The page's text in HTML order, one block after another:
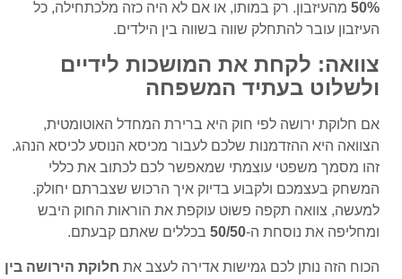
50% מהעיזבון. רק במותו, או אם לא היה כזה מלכתחילה, כל
העיזבון עובר להתחלק שווה בשווה בין הילדים.
צוואה: לקחת את המושכות לידיים
ולשלוט בעתיד המשפחה
אם חלוקת ירושה לפי חוק היא ברירת המחדל האוטומטית,
הצוואה היא ההזדמנות שלכם לעבור מכיסא הנוסע לכיסא הנהג.
זהו מסמך משפטי עוצמתי שמאפשר לכם לכתוב את כללי
המשחק בעצמכם ולקבוע בדיוק איך הרכוש שצברתם יחולק.
למעשה, צוואה תקפה פשוט עוקפת את הוראות החוק היבש
ומחליפה את נוסחת ה-50/50 בכללים שאתם קבעתם.
הכוח הזה נותן לכם גמישות אדירה לעצב את חלוקת הירושה בין